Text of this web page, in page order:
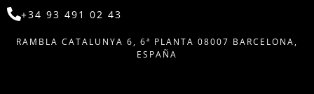
+34 93 491 02 43
RAMBLA CATALUNYA 6, 6ª PLANTA 08007 BARCELONA,
ESPAÑA